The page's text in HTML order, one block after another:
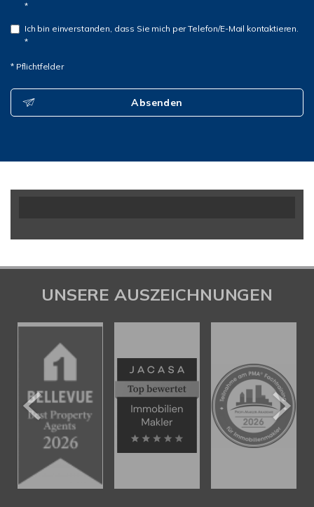
*
Ich bin einverstanden, dass Sie mich per Telefon/E-Mail kontaktieren.
*
* Pflichtfelder
Absenden
UNSERE AUSZEICHNUNGEN